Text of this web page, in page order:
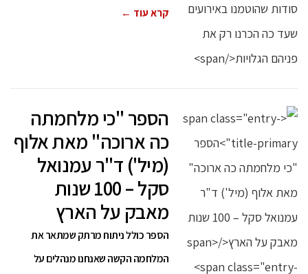
קרא עוד ←
הספר "כי מלחמתה
כה ארוכה" מאת אלוף
(מיל') ד"ר עמנואל
סקל – 100 שנות
מאבק על הארץ
הספר כולל ניתוח מרתק שמתאר את
המלחמה הקשה שאנחנו מנהלים על